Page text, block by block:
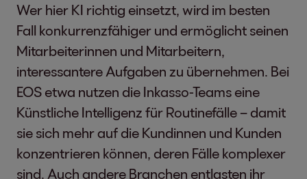
Wer hier KI richtig einsetzt, wird im besten
Fall konkurrenzfähiger und ermöglicht seinen
Mitarbeiterinnen und Mitarbeitern,
interessantere Aufgaben zu übernehmen. Bei
EOS etwa nutzen die Inkasso-Teams eine
Künstliche Intelligenz für Routinefälle – damit
sie sich mehr auf die Kundinnen und Kunden
konzentrieren können, deren Fälle komplexer
sind. Auch andere Branchen entlasten ihr